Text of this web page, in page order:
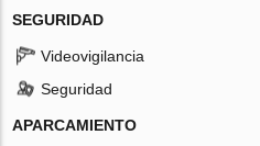
SEGURIDAD
Videovigilancia
Seguridad
APARCAMIENTO